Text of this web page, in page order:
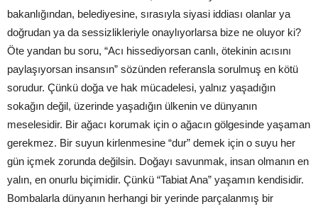
bakanlığından, belediyesine, sırasıyla siyasi iddiası olanlar ya
doğrudan ya da sessizlikleriyle onaylıyorlarsa bize ne oluyor ki?
Öte yandan bu soru, “Acı hissediyorsan canlı, ötekinin acısını
paylaşıyorsan insansın” sözünden referansla sorulmuş en kötü
sorudur. Çünkü doğa ve hak mücadelesi, yalnız yaşadığın
sokağın değil, üzerinde yaşadığın ülkenin ve dünyanın
meselesidir. Bir ağacı korumak için o ağacın gölgesinde yaşaman
gerekmez. Bir suyun kirlenmesine “dur” demek için o suyu her
gün içmek zorunda değilsin. Doğayı savunmak, insan olmanın en
yalın, en onurlu biçimidir. Çünkü “Tabiat Ana” yaşamın kendisidir.
Bombalarla dünyanın herhangi bir yerinde parçalanmış bir